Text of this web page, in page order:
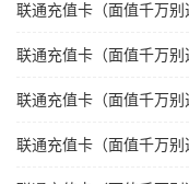
联通充值卡（面值千万别
联通充值卡（面值千万
联通充值卡（面值千万
联通充值卡（面值千万